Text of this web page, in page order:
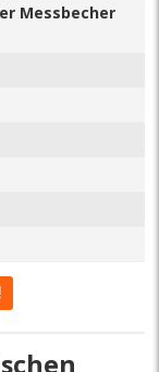
Messbecher